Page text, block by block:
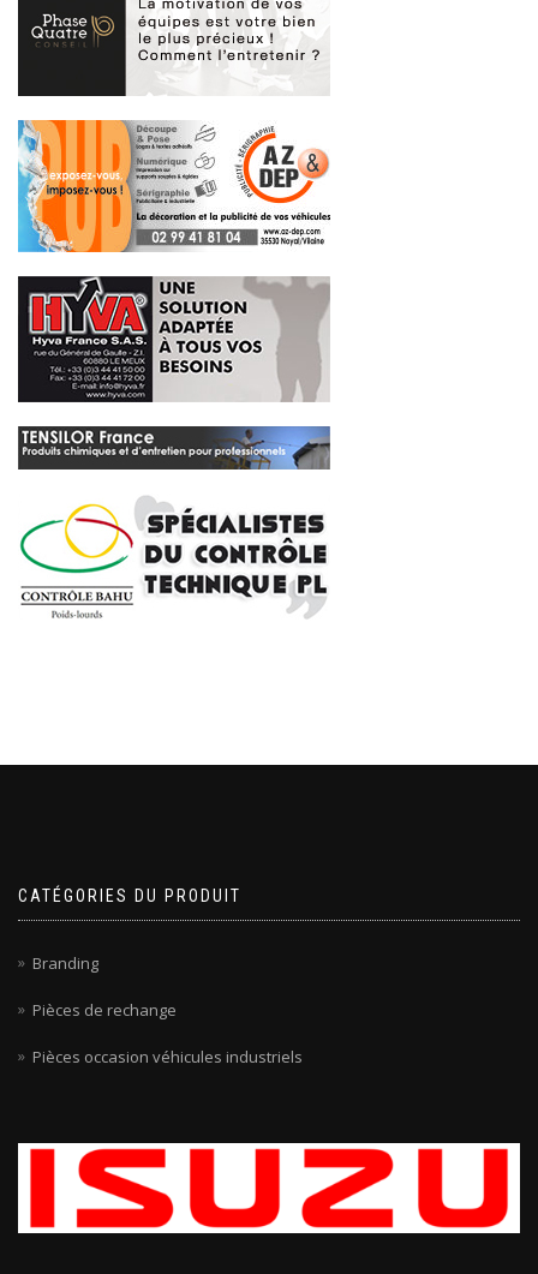
CATÉGORIES DU PRODUIT
Branding
Pièces de rechange
Pièces occasion véhicules industriels